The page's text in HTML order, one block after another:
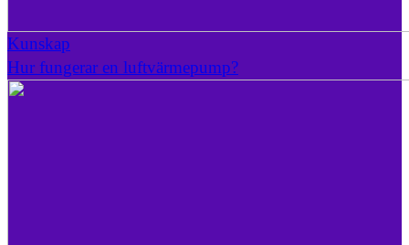
Kunskap
Hur fungerar en luftvärmepump?